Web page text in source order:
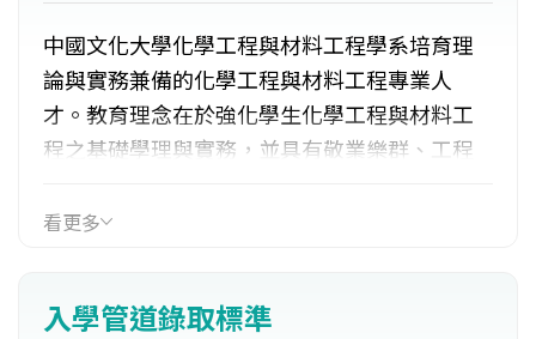
中國文化大學化學工程與材料工程學系培育理
論與實務兼備的化學工程與材料工程專業人
才。教育理念在於強化學生化學工程與材料工
程之基礎學理與實務，並具有敬業樂群、工程
產業界，貢獻社會及國家，並且鼓勵修習輔系
才，投入化工與材料科技之研究及應用工作，
看更多
入學管道錄取標準